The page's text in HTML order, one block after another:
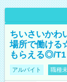
ちいさいかわ
場所で働ける
もらえる◎/T1
アルバイト 職種